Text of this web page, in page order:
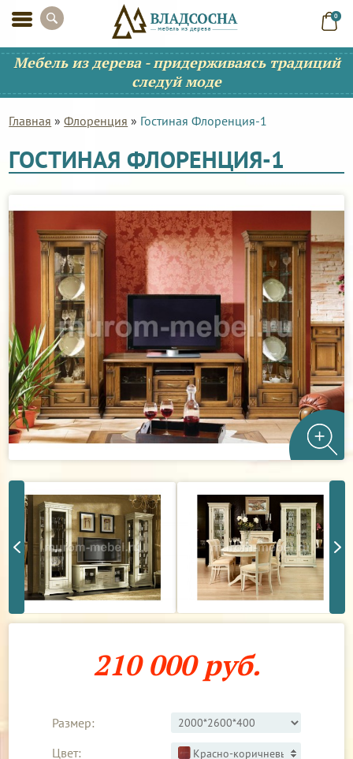
0
Мебель из дерева - придерживаясь традиций
следуй моде
Главная »Флоренция » Гостиная Флоренция-1
ГОСТИНАЯ ФЛОРЕНЦИЯ-1
210 000 руб.
Размер:
Цвет:
Красно-коричневый 3